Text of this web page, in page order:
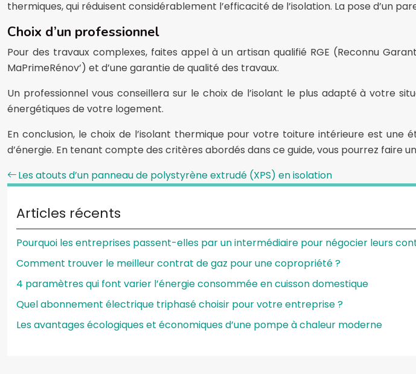
thermiques, qui réduisent considérablement l’efficacité de l’isolation. La pose d’un
Choix d’un professionnel
Pour des travaux complexes, faites appel à un artisan qualifié RGE (Reconnu
MaPrimeRénov’) et d’une garantie de qualité des travaux.
Un professionnel vous conseillera sur le choix de l’isolant le plus adapté à votre
énergétiques de votre logement.
En conclusion, le choix de l’isolant thermique pour votre toiture intérieure est
d’énergie. En tenant compte des critères abordés dans ce guide, vous pourrez faire
Les atouts d’un panneau de polystyrène extrudé (XPS) en isolation
Articles récents
Pourquoi les entreprises passent-elles par un intermédiaire pour négocier leurs
Comment trouver le meilleur contrat de gaz pour une copropriété ?
4 paramètres qui font varier l’énergie consommée en cuisson domestique
Quel abonnement électrique triphasé choisir pour votre entreprise ?
Les avantages écologiques et économiques d’une pompe à chaleur moderne